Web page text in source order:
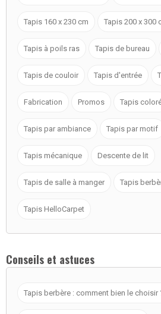
Tapis 160 x 230 cm Tapis 200 x 300
Tapis à poils ras Tapis de bureau
Tapis de couloir Tapis d'entrée
Fabrication Promos Tapis
Tapis par ambiance Tapis par motif
Tapis mécanique Descente de lit
Tapis de salle à manger Tapis
Tapis HelloCarpet
Conseils et astuces
Tapis berbère : comment bien le choisir